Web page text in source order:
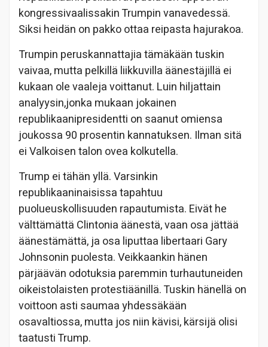
kongressivaalissakin Trumpin vanavedessä.
Siksi heidän on pakko ottaa reipasta hajurakoa.
Trumpin peruskannattajia tämäkään tuskin
vaivaa, mutta pelkillä liikkuvilla äänestäjillä ei
kukaan ole vaaleja voittanut. Luin hiljattain
analyysin,jonka mukaan jokainen
republikaanipresidentti on saanut omiensa
joukossa 90 prosentin kannatuksen. Ilman sitä
ei Valkoisen talon ovea kolkutella.
Trump ei tähän yllä. Varsinkin
republikaaninaisissa tapahtuu
puolueuskollisuuden rapautumista. Eivät he
välttämättä Clintonia äänestä, vaan osa jättää
äänestämättä, ja osa liputtaa libertaari Gary
Johnsonin puolesta. Veikkaankin hänen
pärjäävän odotuksia paremmin turhautuneiden
oikeistolaisten protestiäänillä. Tuskin hänellä on
voittoon asti saumaa yhdessäkään
osavaltiossa, mutta jos niin kävisi, kärsijä olisi
taatusti Trump.